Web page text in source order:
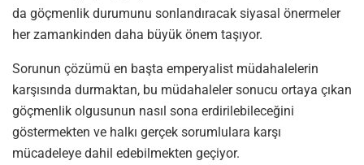
da göçmenlik durumunu sonlandıracak siyasal önermeler
her zamankinden daha büyük önem taşıyor.
Sorunun çözümü en başta emperyalist müdahalelerin
karşısında durmaktan, bu müdahaleler sonucu ortaya çıkan
göçmenlik olgusunun nasıl sona erdirilebileceğini
göstermekten ve halkı gerçek sorumlulara karşı
mücadeleye dahil edebilmekten geçiyor.